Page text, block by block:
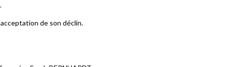
de son déclin.